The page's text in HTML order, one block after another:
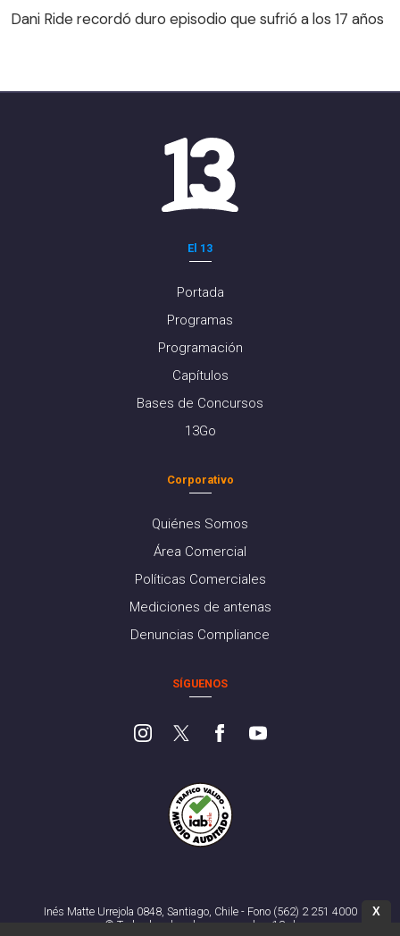
Dani Ride recordó duro episodio que sufrió a los 17 años
El 13
Portada
Programas
Programación
Capítulos
Bases de Concursos
13Go
Corporativo
Quiénes Somos
Área Comercial
Políticas Comerciales
Mediciones de antenas
Denuncias Compliance
SÍGUENOS
Inés Matte Urrejola 0848, Santiago, Chile - Fono (562) 2 251 4000
© Todos los derechos reservados. 13.cl
X